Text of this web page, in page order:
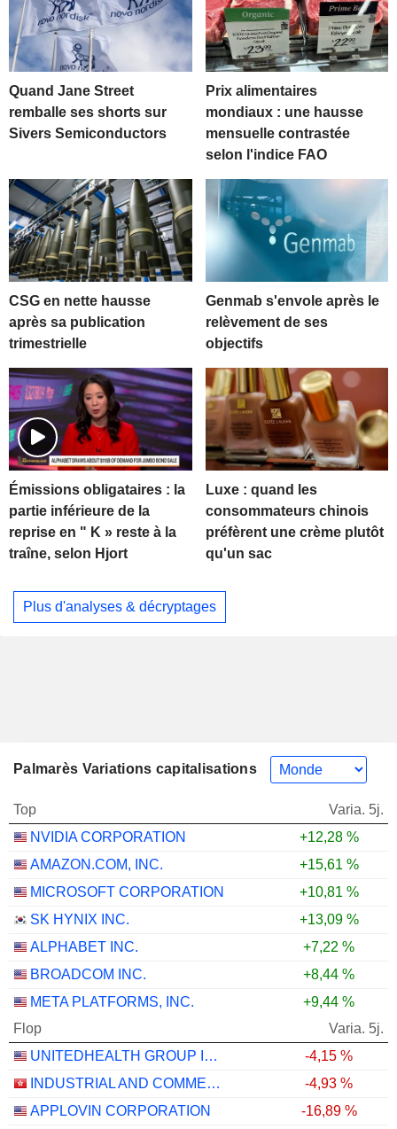
Quand Jane Street
remballe ses shorts sur
Sivers Semiconductors
Prix alimentaires
mondiaux : une hausse
mensuelle contrastée
selon l'indice FAO
CSG en nette hausse
après sa publication
trimestrielle
Genmab s'envole après le
relèvement de ses
objectifs
Émissions obligataires : la
partie inférieure de la
reprise en " K » reste à la
traîne, selon Hjort
Luxe : quand les
consommateurs chinois
préfèrent une crème plutôt
qu'un sac
Plus d'analyses & décryptages
Palmarès Variations capitalisations
Top
Varia. 5j.
NVIDIA CORPORATION
+12,28 %
AMAZON.COM, INC.
+15,61 %
MICROSOFT CORPORATION
+10,81 %
SK HYNIX INC.
+13,09 %
ALPHABET INC.
+7,22 %
BROADCOM INC.
+8,44 %
META PLATFORMS, INC.
+9,44 %
Flop
Varia. 5j.
UNITEDHEALTH GROUP INC.
-4,15 %
INDUSTRIAL AND COMMERCIAL BANK OF CHINA LIMITED
-4,93 %
APPLOVIN CORPORATION
-16,89 %